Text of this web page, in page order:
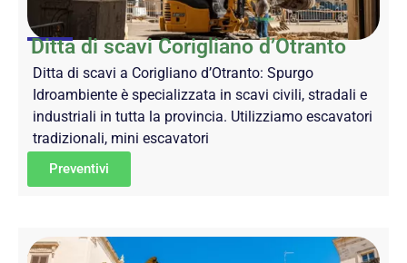
Ditta di scavi Corigliano d’Otranto
Ditta di scavi a Corigliano d’Otranto: Spurgo
Idroambiente è specializzata in scavi civili, stradali e
industriali in tutta la provincia. Utilizziamo escavatori
tradizionali, mini escavatori
Preventivi